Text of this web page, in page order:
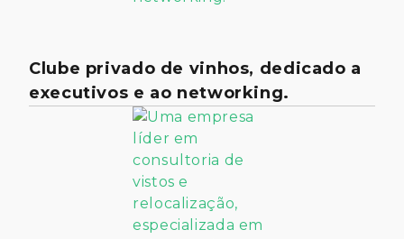
Clube privado de vinhos, dedicado a
executivos e ao networking.